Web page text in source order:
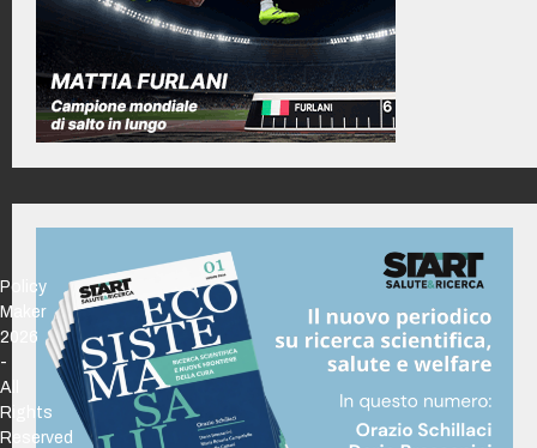
Policy
Maker
2026
-
All
Rights
Reserved